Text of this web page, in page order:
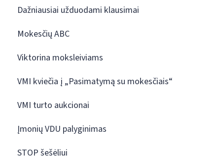
Dažniausiai užduodami klausimai
Mokesčių ABC
Viktorina moksleiviams
VMI kviečia į „Pasimatymą su mokesčiais“
VMI turto aukcionai
Įmonių VDU palyginimas
STOP šešėliui